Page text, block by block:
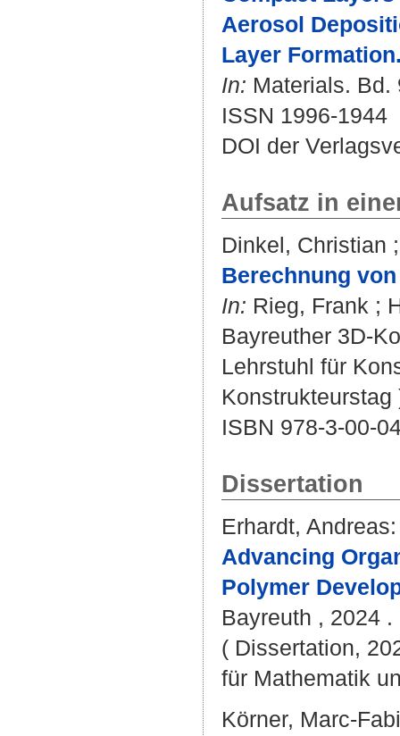
Aerosol
Layer
In: Materials. Bd.
ISSN 1996-1944
DOI der
Aufsatz in
Dinkel, Christian
Berechnung
In: Rieg, Frank ;
Bayreuther 3D-
Lehrstuhl für
Konstrukteurstag
ISBN 978-3-00-
Dissertation
Erhardt, Andreas:
Advancing
Polymer
Bayreuth , 2024
( Dissertation,
für Mathematik
Körner, Marc-